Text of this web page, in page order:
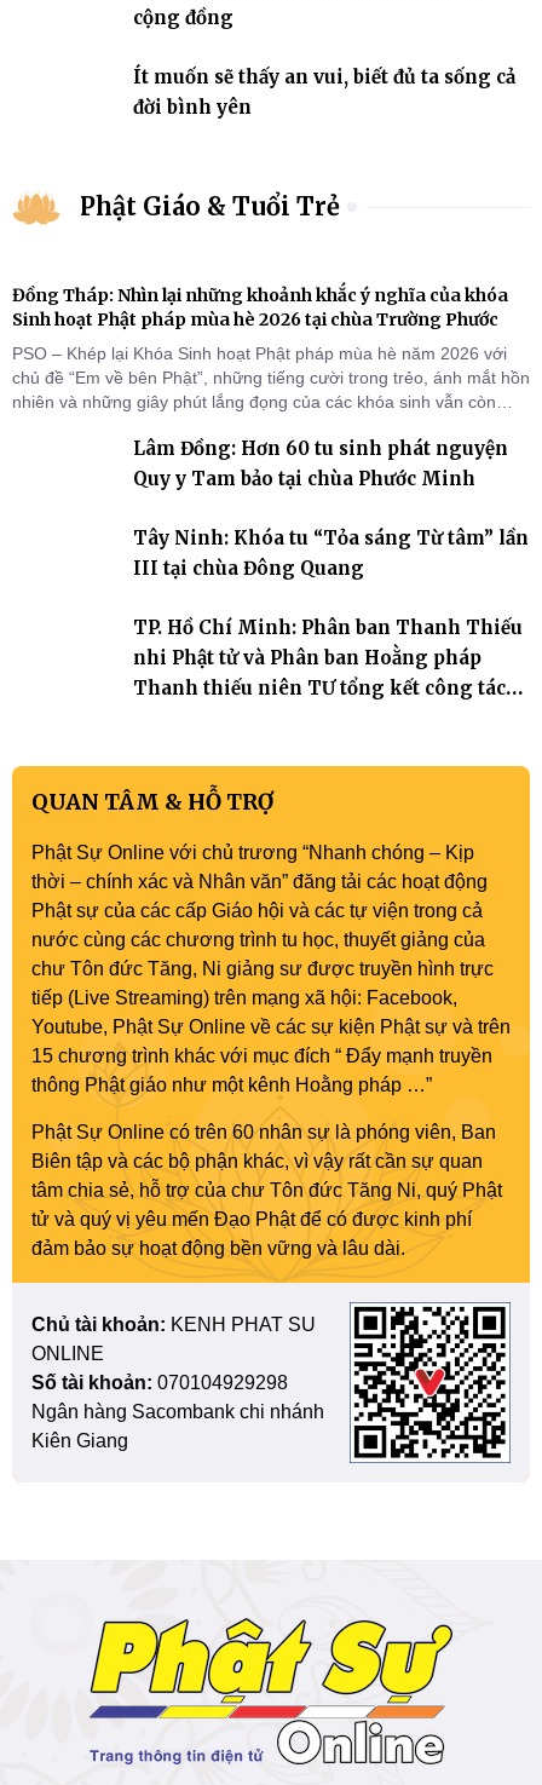
cộng đồng
Ít muốn sẽ thấy an vui, biết đủ ta sống cả
đời bình yên
Phật Giáo & Tuổi Trẻ
Đồng Tháp: Nhìn lại những khoảnh khắc ý nghĩa của khóa
Sinh hoạt Phật pháp mùa hè 2026 tại chùa Trường Phước
PSO – Khép lại Khóa Sinh hoạt Phật pháp mùa hè năm 2026 với
chủ đề “Em về bên Phật”, những tiếng cười trong trẻo, ánh mắt hồn
nhiên và những giây phút lắng đọng của các khóa sinh vẫn còn
Tháp). Những tuần tu học ngắn ngủi nhưng đã trở thành hành
trang quý báu, gieo những hạt giống thiện l
Lâm Đồng: Hơn 60 tu sinh phát nguyện
Quy y Tam bảo tại chùa Phước Minh
Tây Ninh: Khóa tu “Tỏa sáng Từ tâm” lần
III tại chùa Đông Quang
TP. Hồ Chí Minh: Phân ban Thanh Thiếu
nhi Phật tử và Phân ban Hoằng pháp
Thanh thiếu niên TƯ tổng kết công tác
QUAN TÂM & HỖ TRỢ
Phật Sự Online với chủ trương “Nhanh chóng – Kịp
thời – chính xác và Nhân văn” đăng tải các hoạt động
Phật sự của các cấp Giáo hội và các tự viện trong cả
nước cùng các chương trình tu học, thuyết giảng của
chư Tôn đức Tăng, Ni giảng sư được truyền hình trực
tiếp (Live Streaming) trên mạng xã hội: Facebook,
Youtube, Phật Sự Online về các sự kiện Phật sự và trên
15 chương trình khác với mục đích “ Đẩy mạnh truyền
thông Phật giáo như một kênh Hoằng pháp …”
Phật Sự Online có trên 60 nhân sự là phóng viên, Ban
Biên tập và các bộ phận khác, vì vậy rất cần sự quan
tâm chia sẻ, hỗ trợ của chư Tôn đức Tăng Ni, quý Phật
tử và quý vị yêu mến Đạo Phật để có được kinh phí
đảm bảo sự hoạt động bền vững và lâu dài.
Chủ tài khoản: KENH PHAT SU
ONLINE
Số tài khoản: 070104929298
Ngân hàng Sacombank chi nhánh
Kiên Giang